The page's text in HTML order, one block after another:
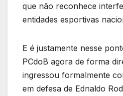
que não reconhece
entidades esportivas
E é justamente nesse
PCdoB agora de forma
ingressou formalmente
em defesa de Ednaldo